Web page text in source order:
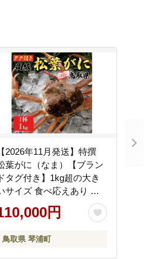
【2026年11月発送】特撰
葉がに（なま）【ブラン
ドタグ付き】1kg超の大き
サイズ 食べ応えあり 特
円
鳥取県 琴浦町